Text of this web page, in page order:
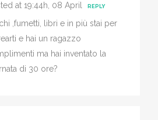
at 19:44h, 08 April REPLY
,fumetti, libri e in più stai per
e hai un ragazzo
ma hai inventato la
di 30 ore?